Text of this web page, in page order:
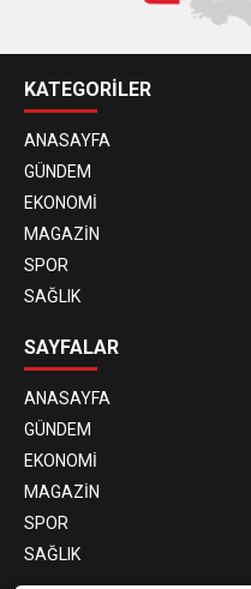
KATEGORİLER
ANASAYFA
GÜNDEM
EKONOMİ
MAGAZİN
SPOR
SAĞLIK
SAYFALAR
ANASAYFA
GÜNDEM
EKONOMİ
MAGAZİN
SPOR
SAĞLIK